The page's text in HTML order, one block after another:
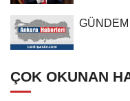
ÇOK OKUNAN